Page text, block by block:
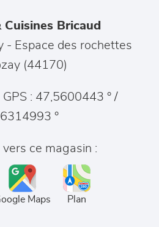
Cuisines Bricaud
- Espace des rochettes
(44170)
: 47,5600443 ° /
°
vers ce magasin :
Maps Plan